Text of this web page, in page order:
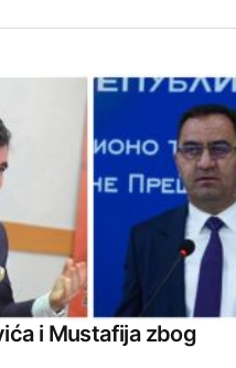
i Mustafija zbog